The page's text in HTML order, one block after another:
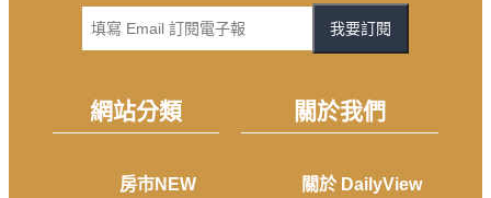
我要訂閱
網站分類
房市NEW
關於我們
關於 DailyView